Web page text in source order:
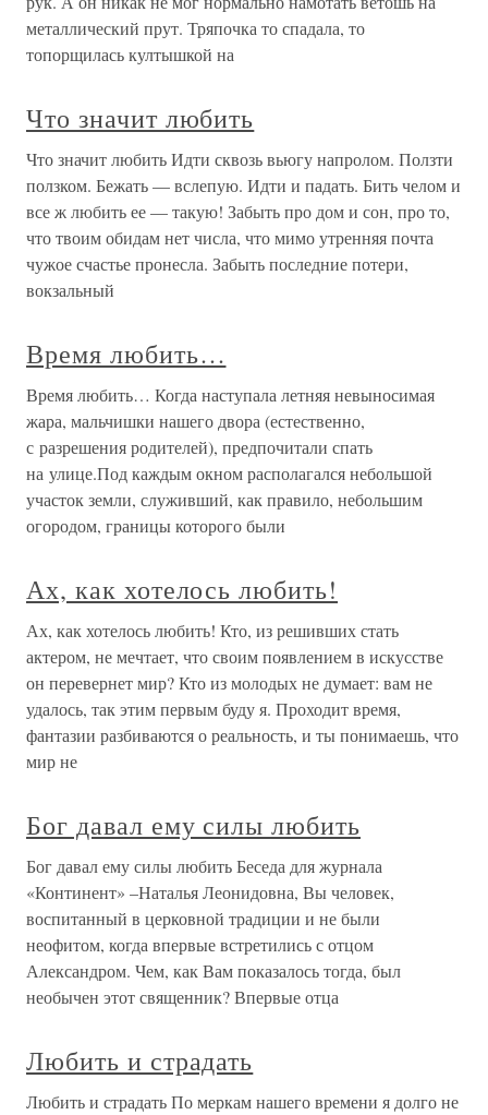
металлический прут. Тряпочка то спадала, то
топорщилась култышкой на
Что значит любить
Что значит любить Идти сквозь вьюгу напролом. Ползти
ползком. Бежать — вслепую. Идти и падать. Бить челом и
все ж любить ее — такую! Забыть про дом и сон, про то,
что твоим обидам нет числа, что мимо утренняя почта
чужое счастье пронесла. Забыть последние потери,
вокзальный
Время любить…
Время любить… Когда наступала летняя невыносимая
жара, мальчишки нашего двора (естественно,
с разрешения родителей), предпочитали спать
на улице.Под каждым окном располагался небольшой
участок земли, служивший, как правило, небольшим
огородом, границы которого были
Ах, как хотелось любить!
Ах, как хотелось любить! Кто, из решивших стать
актером, не мечтает, что своим появлением в искусстве
он перевернет мир? Кто из молодых не думает: вам не
удалось, так этим первым буду я. Проходит время,
фантазии разбиваются о реальность, и ты понимаешь, что
мир не
Бог давал ему силы любить
Бог давал ему силы любить Беседа для журнала
«Континент» –Наталья Леонидовна, Вы человек,
воспитанный в церковной традиции и не были
неофитом, когда впервые встретились с отцом
Александром. Чем, как Вам показалось тогда, был
необычен этот священник? Впервые отца
Любить и страдать
Любить и страдать По меркам нашего времени я долго не